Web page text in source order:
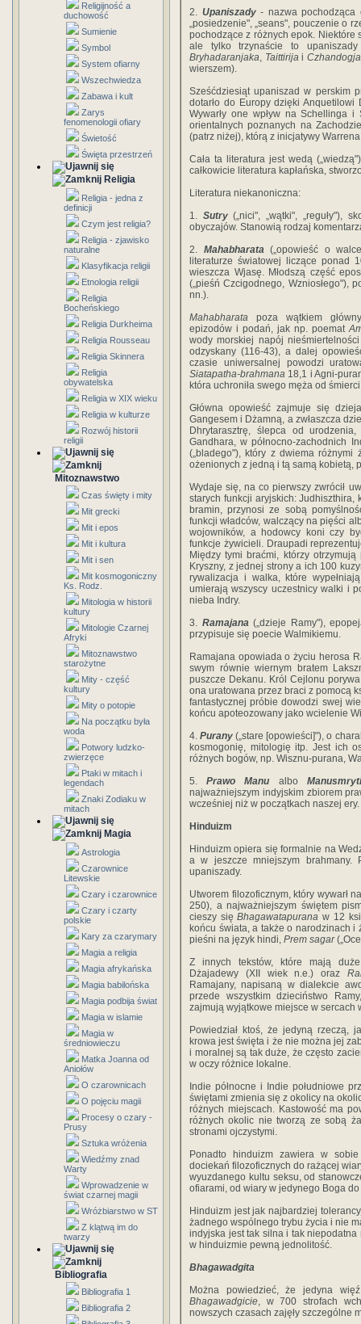
Religijność a
duchowość
Sumienie
Symbol
System ofiarny
Wszechwiedza
Zabawa i kult
Zarys
fenomenologii ofiary
Świetość
Święta przestrzeń
Religia
Religia - jedna z
definicji
Czym jest religia?
Religia - zjawisko
naturalne
Klasyfikacja religii
Etnologia religii
Religia
Bocheńskiego
Religia Durkheima
Religia Rousseau
Religia Skinnera
Religia
obywatelska
Religia w XIX wieku
Religia w kulturze
Rozwój historii
religii
Mitoznawstwo
Czas święty i mity
Mit grecki
Mit i epos
Mit i kultura
Mit i sen
Mit kosmogoniczny
Ks. Rodz.
Mitologia w historii
kultury
Mitologie Czarnej
Afryki
Mitoznawstwo
starożytne
Mity - część
kultury
Mity o potopie
Na początku była
woda
Potwory ludzko-
zwierzęce
Ptaki w mitach i
legendach
Znaki Zodiaku w
mitach
Magia
Astrologia
Czarownice
Litewskie
Czary i czarownice
Czary i czarty
polskie
Kary za czarymary
Magia a religia
Magia afrykańska
Magia babilońska
Magia podbija świat
Magia w islamie
Magia w
średniowieczu
Matka Joanna od
Aniołów
O czarownicach
O pojęciu magii
Procesy o czary -
Prusy
Sztuka wróżenia
Wiedźmy znad
Warty
Wprowadzenie w
świat czarnej magii
Wróżbiarstwo w ST
Z klątwą im do
twarzy
Bibliografia
Bibliografia 1
Bibliografia 2
2. Upaniszady- nazwa
„posiedzenie", „seans", pouczenie o
pochodzące z różnych epok. Niektóre
ale tylko trzynaście to
Bryhadaranjaka, Taittirijai Czhandogja
wierszem).
Sześćdziesiąt upaniszad w perskim
dotarło do Europy dzięki Anquetilowi
Wywarły one wpływ na Schellinga
orientalnych poznanych na
(patrz niżej), którą z inicjatywy
Cała ta literatura jest wedą
całkowicie literatura kapłańska,
Literatura niekanoniczna:
1. Sutry(„nici", „wątki", „reguły"),
obyczajów. Stanowią rodzaj
2. Mahabharata(„opowieść o
literaturze światowej liczące ponad
wieszcza Wjasę. Młodszą część
(„pieśń Czcigodnego, Wzniosłego"),
nn.).
Mahabharata poza wątkiem
epizodów i podań, jak np. poemat
wody morskiej napój
odzyskany (116-43), a dalej
czasie uniwersalnej powodzi
Siatapatha-brahmana 18,1 i Agni-
która uchroniła swego męża od
Główna opowieść zajmuje się
Gangesem i Dżamną, a zwłaszcza
Dhrytarasztrę, ślepca od
Gandhara, w północno-zachodnich
(„bladego"), który z dwiema różnymi
ożenionych z jedną i tą samą kobietą,
Wydaje się, na co pierwszy zwrócił
starych funkcji aryjskich:
bramin, przynosi ze sobą
funkcji władców, walczący na pięści
wojowników, a hodowcy koni czy
funkcje żywicieli. Draupadi
Między tymi braćmi, którzy
Kryszny, z jednej strony a ich 100
rywalizacja i walka, które
umierają wszyscy uczestnicy walki i
nieba Indry.
3. Ramajana(„dzieje Ramy"),
przypisuje się poecie Walmikiemu.
Ramajana opowiada o życiu herosa
swym równie wiernym bratem
puszcze Dekanu. Król Cejlonu
ona uratowana przez braci z pomocą
fantastycznej próbie dowodzi swej
końcu apoteozowany jako wcielenie
4.Purany („stare [opowieści]"), o
kosmogonię, mitologię itp. Jest ich
różnych bogów, np. Wisznu-purana,
5.Prawo Manu albo Manusmryti
najważniejszym indyjskim zbiorem
wcześniej niż w początkach naszej ery.
Hinduizm
Hinduizm opiera się formalnie na
a w jeszcze mniejszym brahmany.
upaniszady.
Utworem filozoficznym, który wywarł
250), a najważniejszym świętem
cieszy sięBhagawatapurana w 12
końcu świata, a także o narodzinach i
pieśni na język hindi, Prem sagar
Z innych tekstów, które mają
Dżajadewy (XII wiek n.e.) oraz
Ramajany, napisaną w dialekcie
przede wszystkim dzieciństwo
zajmują wyjątkowe miejsce w sercach
Powiedział ktoś, że jedyną rzeczą,
krowa jest święta i że nie można jej
i moralnej są tak duże, że często
w oczy różnice lokalne.
Indie północne i Indie południowe
świętami zmienia się z okolicy na
różnych miejscach. Kastowość ma
różnych okolic nie tworzą ze sobą
stronami ojczystymi.
Ponadto hinduizm zawiera w
dociekań filozoficznych do rażącej
wyuzdanego kultu seksu, od
ofiarami, od wiary w jedynego Boga
Hinduizm jest jak najbardziej
żadnego wspólnego trybu życia i nie
indyjska jest tak silna i tak niepodatna
w hinduizmie pewną jednolitość.
Bhagawadgita
Można powiedzieć, że jedyna
Bhagawadgicie, w 700 strofach
nowszych czasach zajęły szczególne